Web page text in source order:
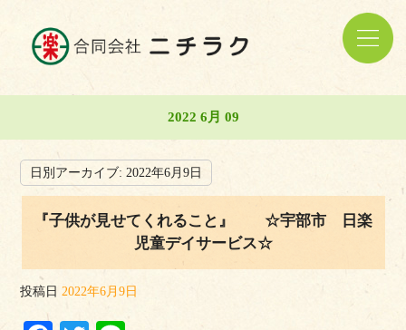
2022 6月 09
日別アーカイブ:2022年6月9日
『子供が見せてくれること』 ☆宇部市 日楽
児童デイサービス☆
投稿日 2022年6月9日